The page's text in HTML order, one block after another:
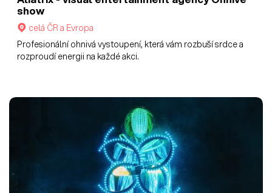
show
celá ČR a Evropa
Profesionální ohnivá vystoupení, která vám rozbuší srdce a
rozproudí energii na každé akci.